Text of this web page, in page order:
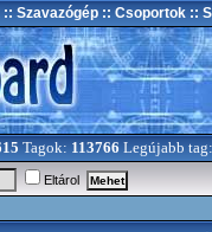
:: Szavazógép :: Csoportok ::
Tagok: 113766 Legújabb tag:
Eltárol